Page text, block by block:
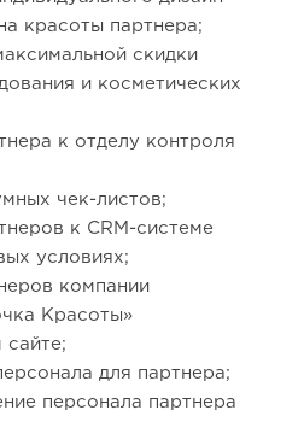
красоты партнера;
скидки
и косметических
к отделу контроля
чек-листов;
к CRM-системе
условиях;
компании
Красоты»
сайте;
для партнера;
персонала партнера